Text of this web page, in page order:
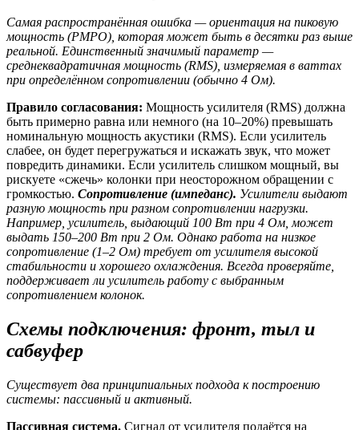
Самая распространённая ошибка — ориентация на пиковую
мощность (PMPO), которая может быть в десятки раз выше
реальной. Единственный значимый параметр —
среднеквадратичная мощность (RMS), измеряемая в ваттах
при определённом сопротивлении (обычно 4 Ом).
Правило согласования: Мощность усилителя (RMS) должна
быть примерно равна или немного (на 10–20%) превышать
номинальную мощность акустики (RMS). Если усилитель
слабее, он будет перегружаться и искажать звук, что может
повредить динамики. Если усилитель слишком мощный, вы
рискуете «сжечь» колонки при неосторожном обращении с
громкостью. Сопротивление (импеданс). Усилители выдают
разную мощность при разном сопротивлении нагрузки.
Например, усилитель, выдающий 100 Вт при 4 Ом, может
выдать 150–200 Вт при 2 Ом. Однако работа на низкое
сопротивление (1–2 Ом) требует от усилителя высокой
стабильности и хорошего охлаждения. Всегда проверяйте,
поддерживает ли усилитель работу с выбранным
сопротивлением колонок.
Схемы подключения: фронт, тыл и
сабвуфер
Существует два принципиальных подхода к построению
системы: пассивный и активный.
Пассивная система. Сигнал от усилителя подаётся на